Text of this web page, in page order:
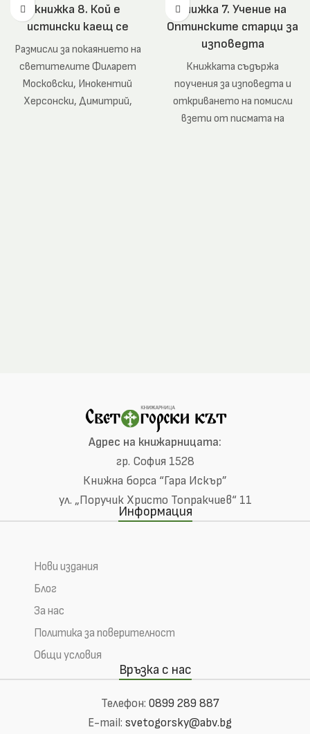
книжка 8. Кой е
истински каещ се
Размисли за покаянието на
светителите Филарет
Московски, Инокентий
Херсонски, Димитрий,
книжка 7. Учение на
Оптинските старци за
изповедта
Книжката съдържа
поучения за изповедта и
откриването на помисли
взети от писмата на
Адрес на книжарницата:
гр. София 1528
Книжна борса “Гара Искър”
ул. „Поручик Христо Топракчиев“ 11
Информация
Нови издания
Блог
За нас
Политика за поверителност
Общи условия
Връзка с нас
Телефон: 0899 289 887
E-mail: svetogorsky@abv.bg